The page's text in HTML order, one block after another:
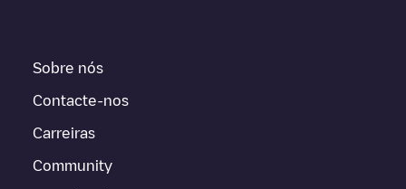
Sobre nós
Contacte-nos
Carreiras
Community